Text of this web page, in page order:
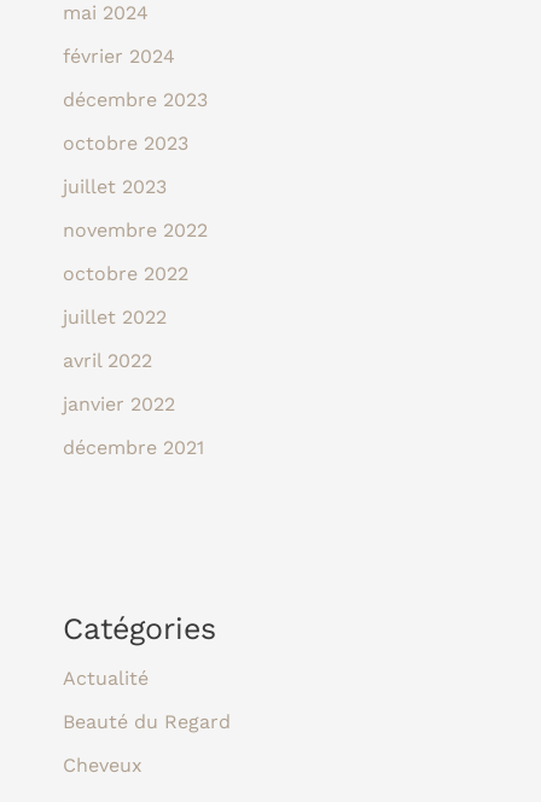
mai 2024
février 2024
décembre 2023
octobre 2023
juillet 2023
novembre 2022
octobre 2022
juillet 2022
avril 2022
janvier 2022
décembre 2021
Catégories
Actualité
Beauté du Regard
Cheveux